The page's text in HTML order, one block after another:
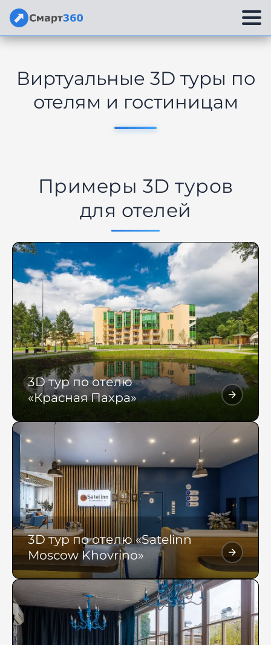
Перейти
содержимому
Виртуальные 3D туры по
отелям и гостиницам
Примеры 3D туров
для отелей
3D тур по отелю
«Красная Пахра»
3D тур по отелю «Satelinn
Moscow Khovrino»